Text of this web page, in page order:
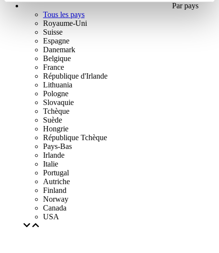
Par pays
Tous les pays
Royaume-Uni
Suisse
Espagne
Danemark
Belgique
France
République d'Irlande
Lithuania
Pologne
Slovaquie
Tchèque
Suède
Hongrie
République Tchèque
Pays-Bas
Irlande
Italie
Portugal
Autriche
Finland
Norway
Canada
USA